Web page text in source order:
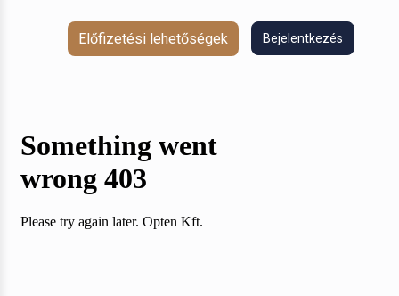
Előfizetési lehetőségek Bejelentkezés